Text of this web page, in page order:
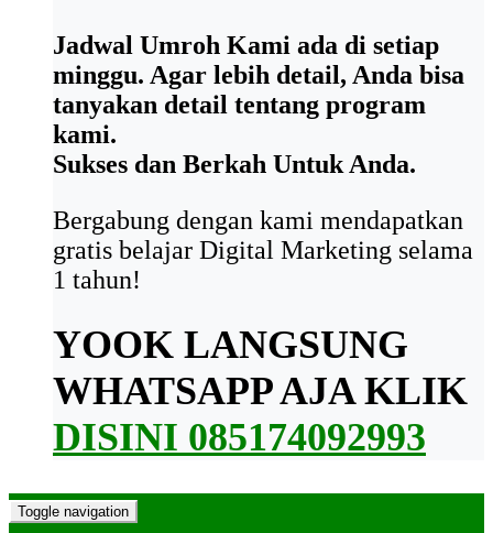
Jadwal Umroh Kami ada di setiap
minggu. Agar lebih detail, Anda bisa
tanyakan detail tentang program
kami.
Sukses dan Berkah Untuk Anda.
Bergabung dengan kami mendapatkan
gratis belajar Digital Marketing selama
1 tahun!
YOOK LANGSUNG
WHATSAPP AJAKLIK
DISINI 085174092993
Toggle navigation